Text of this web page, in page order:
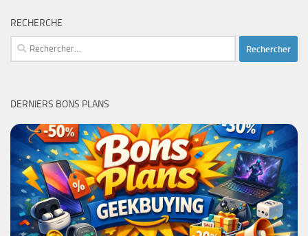
RECHERCHE
Rechercher :
DERNIERS BONS PLANS